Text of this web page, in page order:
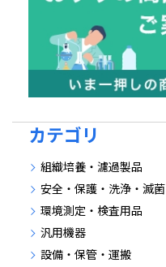
カテゴリ
組織培養・濾過製品
安全・保護・洗浄・滅菌
環境測定・検査用品
汎用機器
設備・保管・運搬